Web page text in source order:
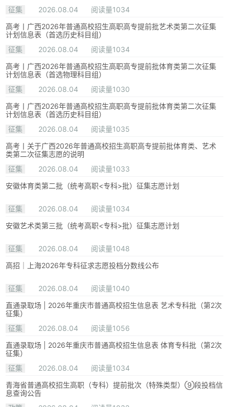
征集
2026.08.04
阅读量1034
高考丨广西2026年普通高校招生高职高专提前批艺术类第二次征集
计划信息表（首选历史科目组）
征集
2026.08.04
阅读量1034
高考丨广西2026年普通高校招生高职高专提前批体育类第二次征集
计划信息表（首选物理科目组）
征集
2026.08.04
阅读量1030
高考丨广西2026年普通高校招生高职高专提前批体育类第二次征集
计划信息表（首选历史科目组）
征集
2026.08.04
阅读量1035
高考丨关于广西2026年普通高校招生高职高专提前批体育类、艺术
类第二次征集志愿的说明
征集
2026.08.04
阅读量1033
安徽体育类第二批（统考高职<专科>批）征集志愿计划
征集 2026.08.04
阅读量1034
安徽艺术类第三批（统考高职<专科>批）征集志愿计划
征集 2026.08.04
阅读量1048
高招｜上海2026年专科征求志愿投档分数线公布
征集 2026.08.04
阅读量1040
直通录取场 | 2026年重庆市普通高校招生信息表 艺术专科批（第2次
征集）
征集
2026.08.04
阅读量1056
直通录取场 | 2026年重庆市普通高校招生信息表 体育专科批（第2次
征集）
征集
2026.08.04
阅读量1034
青海省普通高校招生高职（专科）提前批次（特殊类型）⑨段投档信
息查询公告